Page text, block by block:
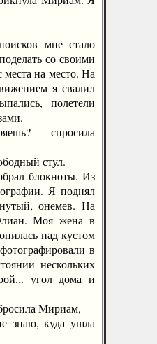
мне стало
со своими
на место. На
я свалил
полетели
— спросила
стул.
блокноты. Из
Я поднял
онемев. На
Моя жена в
над кустом
в
нескольких
угол дома и
Мириам, —
знаю, куда ушла